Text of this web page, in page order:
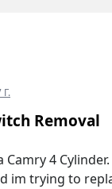
Removal
Camry 4
im trying to